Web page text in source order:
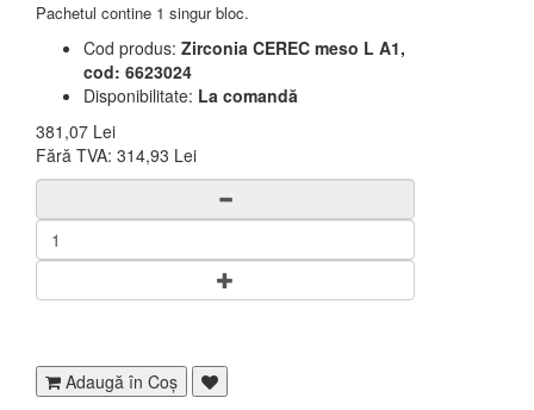
Pachetul contine 1 singur bloc.
Cod produs: Zirconia CEREC meso L A1,
cod: 6623024
Disponibilitate: La comandă
381,07 Lei
Fără TVA: 314,93 Lei
Adaugă în Coş